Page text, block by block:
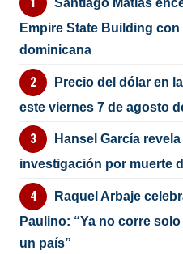
Santiago Matías
Empire State Building
dominicana
Precio del dólar en
este viernes 7 de agosto
Hansel García
investigación por muerte
Raquel Arbaje
Paulino: “Ya no corre
un país”